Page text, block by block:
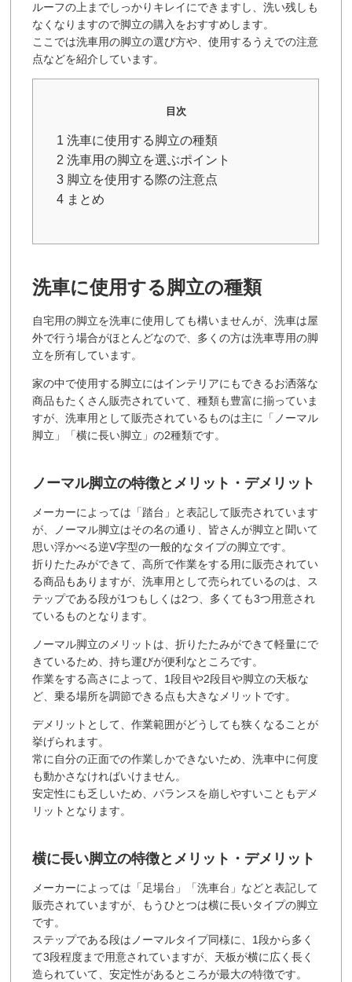
ルーフの上までしっかりキレイにできますし、洗い残しも
なくなりますので脚立の購入をおすすめします。
ここでは洗車用の脚立の選び方や、使用するうえでの注意
点などを紹介しています。
目次
1 洗車に使用する脚立の種類
2 洗車用の脚立を選ぶポイント
3 脚立を使用する際の注意点
4 まとめ
洗車に使用する脚立の種類
自宅用の脚立を洗車に使用しても構いませんが、洗車は屋
外で行う場合がほとんどなので、多くの方は洗車専用の脚
立を所有しています。
家の中で使用する脚立にはインテリアにもできるお洒落な
商品もたくさん販売されていて、種類も豊富に揃っていま
すが、洗車用として販売されているものは主に「ノーマル
脚立」「横に長い脚立」の2種類です。
ノーマル脚立の特徴とメリット・デメリット
メーカーによっては「踏台」と表記して販売されています
が、ノーマル脚立はその名の通り、皆さんが脚立と聞いて
思い浮かべる逆V字型の一般的なタイプの脚立です。
折りたたみができて、高所で作業をする用に販売されてい
る商品もありますが、洗車用として売られているのは、ス
テップである段が1つもしくは2つ、多くても3つ用意され
ているものとなります。
ノーマル脚立のメリットは、折りたたみができて軽量にで
きているため、持ち運びが便利なところです。
作業をする高さによって、1段目や2段目や脚立の天板な
ど、乗る場所を調節できる点も大きなメリットです。
デメリットとして、作業範囲がどうしても狭くなることが
挙げられます。
常に自分の正面での作業しかできないため、洗車中に何度
も動かさなければいけません。
安定性にも乏しいため、バランスを崩しやすいこともデメ
リットとなります。
横に長い脚立の特徴とメリット・デメリット
メーカーによっては「足場台」「洗車台」などと表記して
販売されていますが、もうひとつは横に長いタイプの脚立
です。
ステップである段はノーマルタイプ同様に、1段から多く
て3段程度まで用意されていますが、天板が横に広く長く
造られていて、安定性があるところが最大の特徴です。